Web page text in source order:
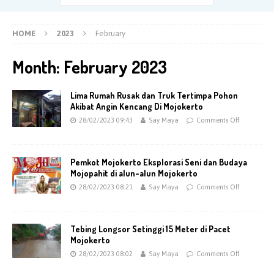
HOME 2023 February
Month: February 2023
Lima Rumah Rusak dan Truk Tertimpa Pohon
Akibat Angin Kencang Di Mojokerto
28/02/2023 09:43 Say Maya Comments Off
Pemkot Mojokerto Eksplorasi Seni dan Budaya
Mojopahit di alun-alun Mojokerto
28/02/2023 08:21 Say Maya Comments Off
Tebing Longsor Setinggi 15 Meter di Pacet
Mojokerto
28/02/2023 08:02 Say Maya Comments Off